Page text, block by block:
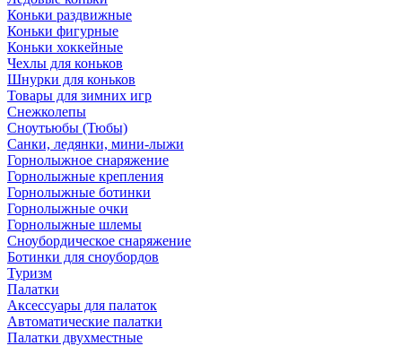
Коньки раздвижные
Коньки фигурные
Коньки хоккейные
Чехлы для коньков
Шнурки для коньков
Товары для зимних игр
Снежколепы
Сноутьюбы (Тюбы)
Санки, ледянки, мини-лыжи
Горнолыжное снаряжение
Горнолыжные крепления
Горнолыжные ботинки
Горнолыжные очки
Горнолыжные шлемы
Сноубордическое снаряжение
Ботинки для сноубордов
Туризм
Палатки
Аксессуары для палаток
Автоматические палатки
Палатки двухместные